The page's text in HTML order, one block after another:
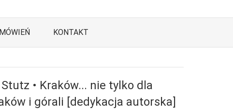
KONTAKT
• Kraków... nie tylko dla
i górali [dedykacja autorska]